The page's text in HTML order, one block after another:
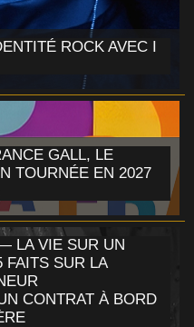
ROCK AVEC I
GALL, LE
TOURNÉE EN 2027
LA VIE SUR UN
FAITS SUR LA
CONTRAT À BORD